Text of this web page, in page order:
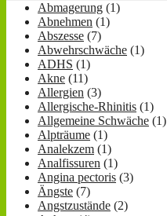
Abmagerung (1)
Abnehmen (1)
Abszesse (7)
Abwehrschwäche (1)
ADHS (1)
Akne (11)
Allergien (3)
Allergische-Rhinitis (1)
Allgemeine Schwäche (1)
Alpträume (1)
Analekzem (1)
Analfissuren (1)
Angina pectoris (3)
Ängste (7)
Angstzustände (2)